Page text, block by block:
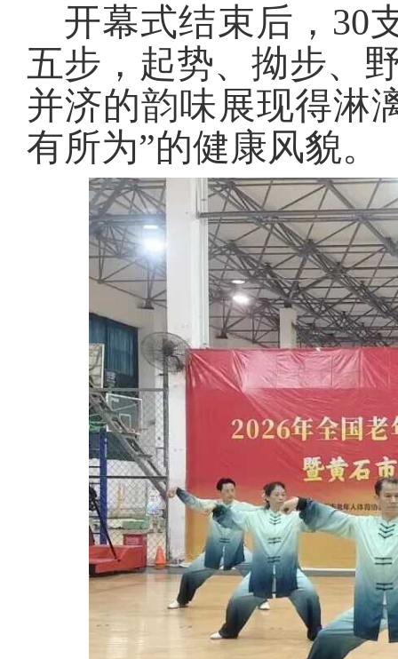
开幕式结束后，30
五步，起势、拗步、
并济的韵味展现得淋
有所为”的健康风貌。